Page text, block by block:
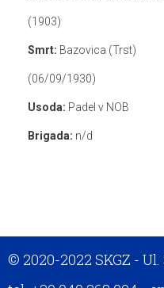
(1903)
Smrt: Bazovica (Trst)
(06/09/1930)
Usoda: Padel v NOB
Brigada: n/d
© 2020-2022 SKGZ -